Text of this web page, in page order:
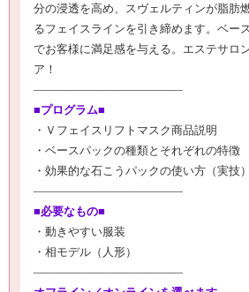
分の浸透を高め、スヴェルティンが脂肪
るフェイスラインを引き締めます。ベー
でお客様に満足感を与える。エステサロ
ア！
―――――――――――――
■プログラム■
・Ｖフェイスリフトマスク商品説明
・ベースパックの種類とそれぞれの特徴
・効果的な石こうパックの使い方（実技）
―――――――――――――
■必要なもの■
・動きやすい服装
・相モデル（人形）
―――――――――――――